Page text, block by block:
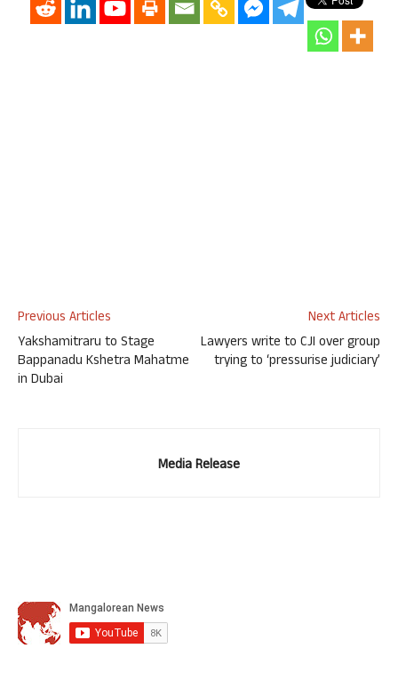
Previous Articles
Yakshamitraru to Stage
Bappanadu Kshetra Mahatme
in Dubai
Next Articles
Lawyers write to CJI over group
trying to ‘pressurise judiciary’
Media Release